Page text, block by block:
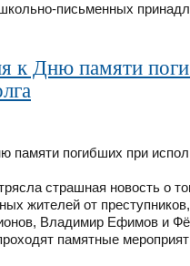
письменных
к Дню памяти
памяти погибших при
страшная новость о
жителей от
Владимир Ефимов и
памятные